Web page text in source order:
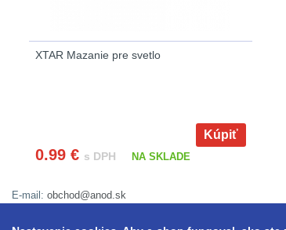
XTAR Mazanie pre svetlo
Kúpiť
0.99 € s DPH NA SKLADE
E-mail: obchod@anod.sk